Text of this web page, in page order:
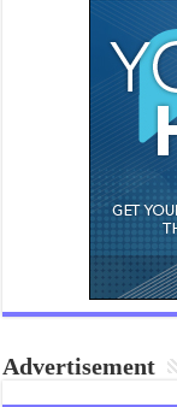
Advertisement